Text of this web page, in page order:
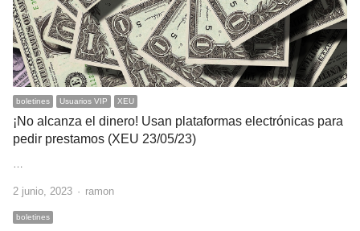
boletines Usuarios VIP XEU
¡No alcanza el dinero! Usan plataformas electrónicas para
pedir prestamos (XEU 23/05/23)
…
2 junio, 2023 Author
ramon
boletines